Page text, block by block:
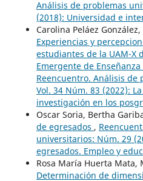
Análisis de problemas
(2018): Universidad e
Carolina Peláez
Experiencias y
estudiantes de la UAM-X
Emergente de Enseñanza
Reencuentro. Análisis
Vol. 34 Núm. 83 (2022):
investigación en los
Oscar Soria, Bertha
de egresados ,
universitarios: Núm. 29
egresados. Empleo y
Rosa María Huerta Mata,
Determinación de